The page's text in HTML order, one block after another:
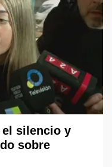
el silencio y
sobre